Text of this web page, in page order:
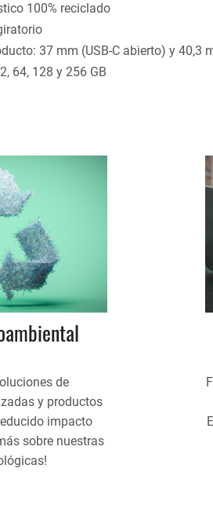
100% reciclado
37 mm (USB-C abierto) y 40,3
64, 128 y 256 GB
de
y productos
impacto
sobre nuestras